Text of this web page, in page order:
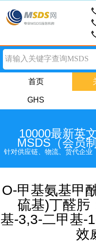
首页
GHS
10000最新英
MSDS（会员
针对供应链、物流、货代企业
O-甲基氨基甲
硫基)丁醛肟
基-3,3-二甲基-
效